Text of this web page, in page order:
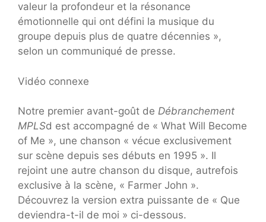
valeur la profondeur et la résonance
émotionnelle qui ont défini la musique du
groupe depuis plus de quatre décennies »,
selon un communiqué de presse.
Vidéo connexe
Notre premier avant-goût de Débranchement
MPLSd est accompagné de « What Will Become
of Me », une chanson « vécue exclusivement
sur scène depuis ses débuts en 1995 ». Il
rejoint une autre chanson du disque, autrefois
exclusive à la scène, « Farmer John ».
Découvrez la version extra puissante de « Que
deviendra-t-il de moi » ci-dessous.